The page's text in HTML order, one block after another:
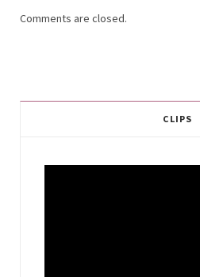
Comments are closed.
CLIPS